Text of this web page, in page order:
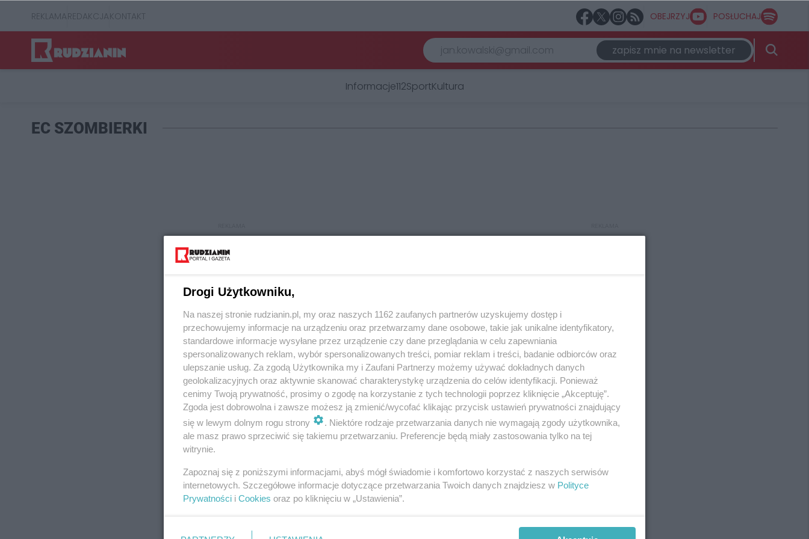
REKLAMAREDAKCJAKONTAKT OBEJRZYJ POSŁUCHAJ
zapisz mnie na newsletter
Informacje112SportKultura
EC SZOMBIERKI
REKLAMA REKLAMA
Drogi Użytkowniku,
Na naszej stronie rudzianin.pl, my oraz naszych 1162 zaufanych partnerów uzyskujemy dostęp i
przechowujemy informacje na urządzeniu oraz przetwarzamy dane osobowe, takie jak unikalne identyfikatory,
standardowe informacje wysyłane przez urządzenie czy dane przeglądania w celu zapewniania
spersonalizowanych reklam, wybór spersonalizowanych treści, pomiar reklam i treści, badanie odbiorców oraz
ulepszanie usług. Za zgodą Użytkownika my i Zaufani Partnerzy możemy używać dokładnych danych
geolokalizacyjnych oraz aktywnie skanować charakterystykę urządzenia do celów identyfikacji. Ponieważ
cenimy Twoją prywatność, prosimy o zgodę na korzystanie z tych technologii poprzez kliknięcie „Akceptuję”.
Zgoda jest dobrowolna i zawsze możesz ją zmienić/wycofać klikając przycisk ustawień prywatności znajdujący
się w lewym dolnym rogu strony
. Niektóre rodzaje przetwarzania danych nie wymagają zgody użytkownika,
ale masz prawo sprzeciwić się takiemu przetwarzaniu. Preferencje będą miały zastosowania tylko na tej
witrynie.
Zapoznaj się z poniższymi informacjami, abyś mógł świadomie i komfortowo korzystać z naszych serwisów
internetowych. Szczegółowe informacje dotyczące przetwarzania Twoich danych znajdziesz w Polityce
Prywatności i Cookies oraz po kliknięciu w „Ustawienia”.